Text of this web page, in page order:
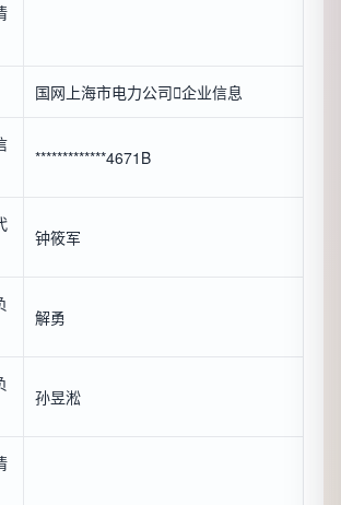
国网上海市电力公司企业信息
*************4671B
钟筱军
解勇
孙昱淞